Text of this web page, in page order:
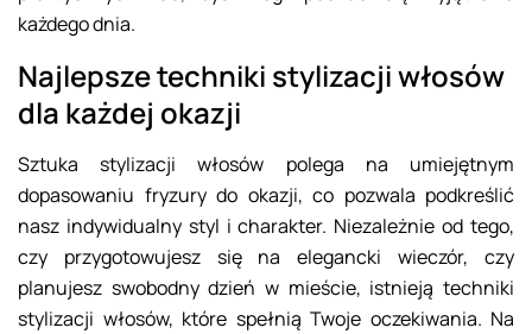
każdego dnia.
Najlepsze techniki stylizacji włosów
dla każdej okazji
Sztuka stylizacji włosów polega na umiejętnym
dopasowaniu fryzury do okazji, co pozwala podkreślić
nasz indywidualny styl i charakter. Niezależnie od tego,
czy przygotowujesz się na elegancki wieczór, czy
planujesz swobodny dzień w mieście, istnieją techniki
stylizacji włosów, które spełnią Twoje oczekiwania. Na